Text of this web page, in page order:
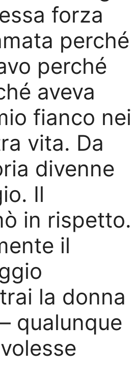
forza
perché
perché
aveva
fianco nei
vita. Da
divenne
Il
in rispetto.
il
la donna
qualunque